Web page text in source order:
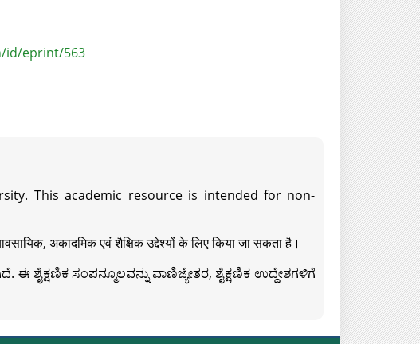
id/eprint/563
This academic resource is intended for non-
अकादमिक एवं शैक्षिक उद्देश्यों के लिए किया जा सकता है।
ಸಂಪನ್ಮೂಲವನ್ನು ವಾಣಿಜ್ಯೇತರ, ಶೈಕ್ಷಣಿಕ ಉದ್ದೇಶಗಳಿಗೆ